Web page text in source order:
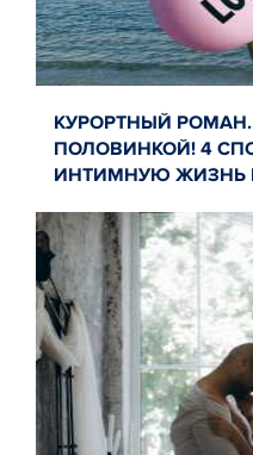
КУРОРТНЫЙ
ПОЛОВИНКОЙ! 4
ИНТИМНУЮ ЖИЗНЬ